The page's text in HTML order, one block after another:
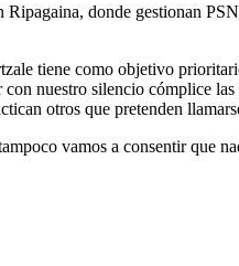
donde gestionan
tiene como objetivo
nuestro silencio cómplice
otros que pretenden
vamos a consentir que